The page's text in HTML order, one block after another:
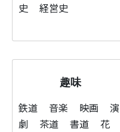
史
経営史
趣味
鉄道 音楽 映画
演
劇
茶道 書道
花